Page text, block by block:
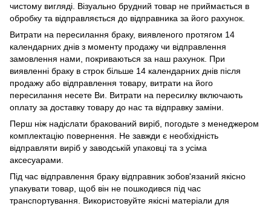
чистому вигляді. Візуально брудний товар не приймається в
обробку та відправляється до відправника за його рахунок.
Витрати на пересилання браку, виявленого протягом 14
календарних днів з моменту продажу чи відправлення
замовлення нами, покриваються за наш рахунок. При
виявленні браку в строк більше 14 календарних днів після
продажу або відправлення товару, витрати на його
пересилання несете Ви. Витрати на пересилку включають
оплату за доставку товару до нас та відправку заміни.
Перш ніж надіслати бракований виріб, погодьте з менеджером
комплектацію повернення. Не завжди є необхідність
відправляти виріб у заводській упаковці та з усіма
аксесуарами.
Під час відправлення браку відправник зобов'язаний якісно
упакувати товар, щоб він не пошкодився під час
транспортування. Використовуйте якісні матеріали для